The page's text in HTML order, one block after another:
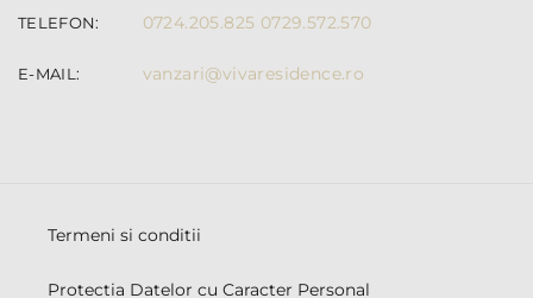
TELEFON: 0724.205.825 0729.572.570
E-MAIL: vanzari@vivaresidence.ro
Termeni si conditii
Protectia Datelor cu Caracter Personal